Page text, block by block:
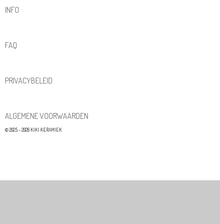
INFO
FAQ
PRIVACYBELEID
ALGEMENE VOORWAARDEN
© 2025 - 2026 KIKI KERAMIEK